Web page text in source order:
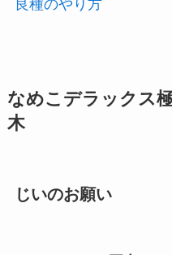
良種のやり方
なめこデラックス
木
じいのお願い